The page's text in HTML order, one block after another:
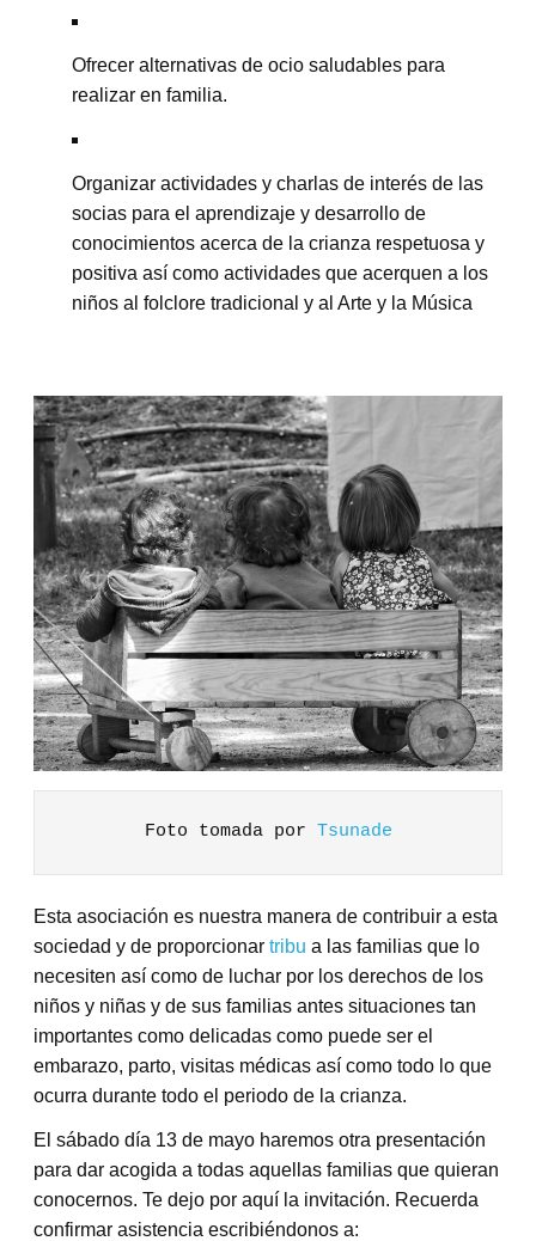
Ofrecer alternativas de ocio saludables para
realizar en familia.
Organizar actividades y charlas de interés de las
socias para el aprendizaje y desarrollo de
conocimientos acerca de la crianza respetuosa y
positiva así como actividades que acerquen a los
niños al folclore tradicional y al Arte y la Música
Foto tomada por Tsunade
Esta asociación es nuestra manera de contribuir a esta
sociedad y de proporcionar tribu a las familias que lo
necesiten así como de luchar por los derechos de los
niños y niñas y de sus familias antes situaciones tan
importantes como delicadas como puede ser el
embarazo, parto, visitas médicas así como todo lo que
ocurra durante todo el periodo de la crianza.
El sábado día 13 de mayo haremos otra presentación
para dar acogida a todas aquellas familias que quieran
conocernos. Te dejo por aquí la invitación. Recuerda
confirmar asistencia escribiéndonos a: